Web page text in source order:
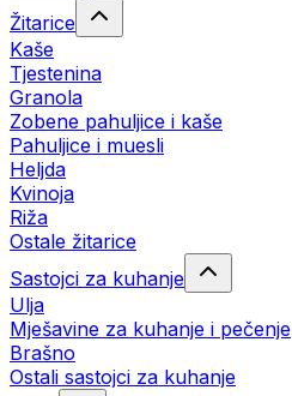
Žitarice
Kaše
Tjestenina
Granola
Zobene pahuljice i kaše
Pahuljice i muesli
Heljda
Kvinoja
Riža
Ostale žitarice
Sastojci za kuhanje
Ulja
Mješavine za kuhanje i pečenje
Brašno
Ostali sastojci za kuhanje